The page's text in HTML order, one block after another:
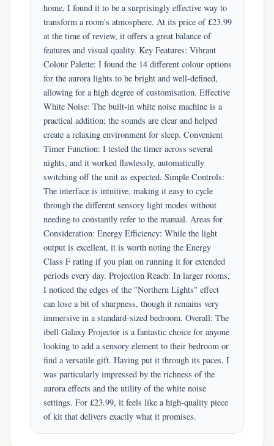
home, I found it to be a surprisingly effective way to
transform a room's atmosphere. At its price of £23.99
at the time of review, it offers a great balance of
features and visual quality. Key Features: Vibrant
Colour Palette: I found the 14 different colour options
for the aurora lights to be bright and well-defined,
allowing for a high degree of customisation. Effective
White Noise: The built-in white noise machine is a
practical addition; the sounds are clear and helped
create a relaxing environment for sleep. Convenient
Timer Function: I tested the timer across several
nights, and it worked flawlessly, automatically
switching off the unit as expected. Simple Controls:
The interface is intuitive, making it easy to cycle
through the different sensory light modes without
needing to constantly refer to the manual. Areas for
Consideration: Energy Efficiency: While the light
output is excellent, it is worth noting the Energy
Class F rating if you plan on running it for extended
periods every day. Projection Reach: In larger rooms,
I noticed the edges of the "Northern Lights" effect
can lose a bit of sharpness, though it remains very
immersive in a standard-sized bedroom. Overall: The
ibell Galaxy Projector is a fantastic choice for anyone
looking to add a sensory element to their bedroom or
find a versatile gift. Having put it through its paces, I
was particularly impressed by the richness of the
aurora effects and the utility of the white noise
settings. For £23.99, it feels like a high-quality piece
of kit that delivers exactly what it promises.